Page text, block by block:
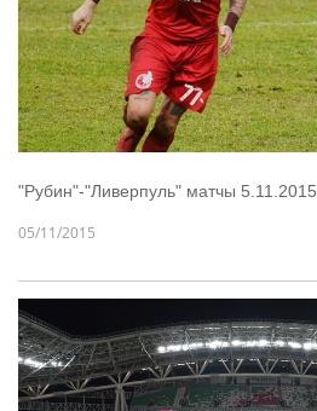
"Рубин"-"Ливерпуль" матчы 5.11.2015
05/11/2015